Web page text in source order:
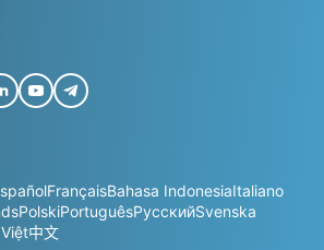
FrançaisBahasa IndonesiaItaliano
PolskiPortuguêsРусскийSvenska
中文